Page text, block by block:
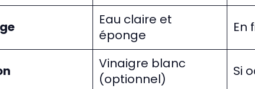
Eau claire et
éponge
En
Vinaigre blanc
(optionnel)
Si